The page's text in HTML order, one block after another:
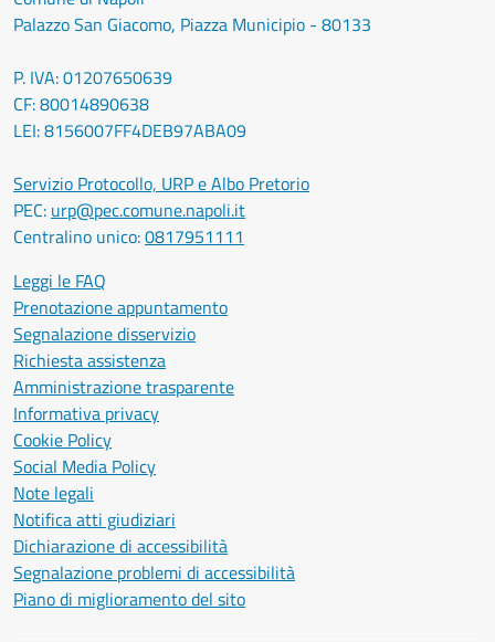
Palazzo San Giacomo, Piazza Municipio - 80133
P. IVA: 01207650639
CF: 80014890638
LEI: 8156007FF4DEB97ABA09
Servizio Protocollo, URP e Albo Pretorio
PEC: urp@pec.comune.napoli.it
Centralino unico:0817951111
Leggi le FAQ
Prenotazione appuntamento
Segnalazione disservizio
Richiesta assistenza
Amministrazione trasparente
Informativa privacy
Cookie Policy
Social Media Policy
Note legali
Notifica atti giudiziari
Dichiarazione di accessibilità
Segnalazione problemi di accessibilità
Piano di miglioramento del sito